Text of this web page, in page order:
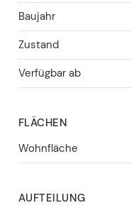
Baujahr
Zustand
Verfügbar ab
FLÄCHEN
Wohnfläche
AUFTEILUNG